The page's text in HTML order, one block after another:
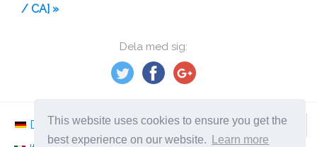
This website uses cookies to ensure you get the
best experience on our website.
Learn more
Dela med sig:
/ CA] »
Deutsch Nederlands Svenska
Norsk